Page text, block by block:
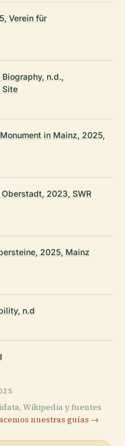
Verein für
n.d.,
Site
in Mainz, 2025,
2023, SWR
2025, Mainz
n.d
Wikipedia y fuentes
nuestras guías →